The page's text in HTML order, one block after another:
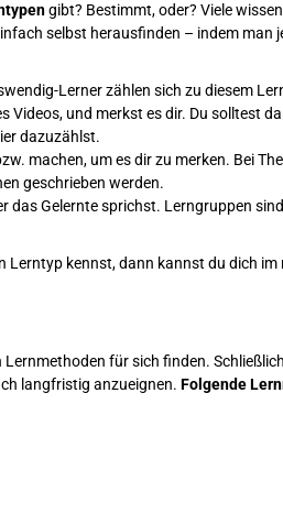
gibt? Bestimmt, oder? Viele
selbst herausfinden – indem man
Lerner zählen sich zu diesem
Videos, und merkst es dir. Du solltest
dazuzählst.
machen, um es dir zu merken. Bei
geschrieben werden.
das Gelernte sprichst. Lerngruppen
kennst, dann kannst du dich im
für sich finden.
langfristig anzueignen. Folgende